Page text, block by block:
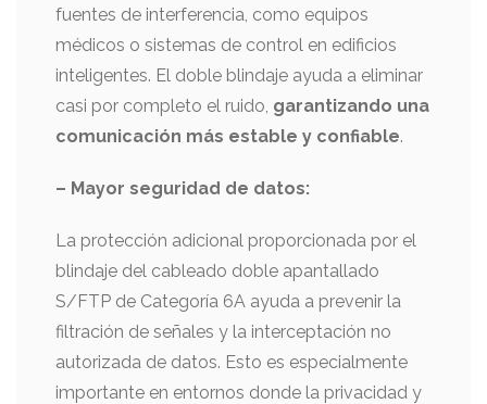
fuentes de interferencia, como equipos
médicos o sistemas de control en edificios
inteligentes. El doble blindaje ayuda a eliminar
casi por completo el ruido, garantizando una
comunicación más estable y confiable.
– Mayor seguridad de datos:
La protección adicional proporcionada por el
blindaje del cableado doble apantallado
S/FTP de Categoría 6A ayuda a prevenir la
filtración de señales y la interceptación no
autorizada de datos. Esto es especialmente
importante en entornos donde la privacidad y